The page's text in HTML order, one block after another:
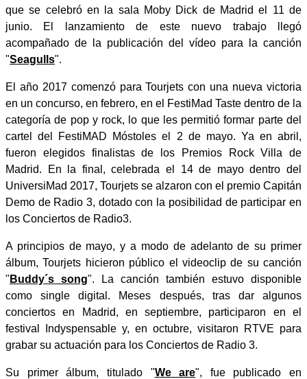
que se celebró en la sala Moby Dick de Madrid el 11 de
junio. El lanzamiento de este nuevo trabajo llegó
acompañado de la publicación del vídeo para la canción
"Seagulls".
El año 2017 comenzó para Tourjets con una nueva victoria
en un concurso, en febrero, en el FestiMad Taste dentro de la
categoría de pop y rock, lo que les permitió formar parte del
cartel del FestiMAD Móstoles el 2 de mayo. Ya en abril,
fueron elegidos finalistas de los Premios Rock Villa de
Madrid. En la final, celebrada el 14 de mayo dentro del
UniversiMad 2017, Tourjets se alzaron con el premio Capitán
Demo de Radio 3, dotado con la posibilidad de participar en
los Conciertos de Radio3.
A principios de mayo, y a modo de adelanto de su primer
álbum, Tourjets hicieron público el videoclip de su canción
" Buddy´s song". La canción también estuvo disponible
como single digital. Meses después, tras dar algunos
conciertos en Madrid, en septiembre, participaron en el
festival Indyspensable y, en octubre, visitaron RTVE para
grabar su actuación para los Conciertos de Radio 3.
Su primer álbum, titulado "We are", fue publicado en